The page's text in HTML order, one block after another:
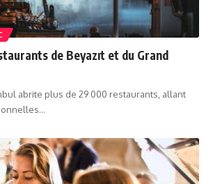
de Beyazıt et du Grand
abrite plus de 29 000 restaurants, allant